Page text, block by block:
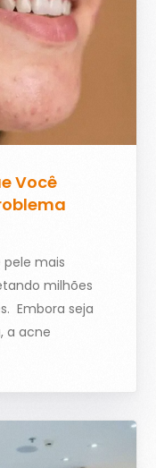
Você
mais
milhões
Embora seja
a acne